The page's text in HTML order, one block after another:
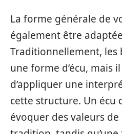
La forme générale de
également être
Traditionnellement, les
une forme d’écu, mais
d’appliquer une
cette structure. Un écu
évoquer des valeurs